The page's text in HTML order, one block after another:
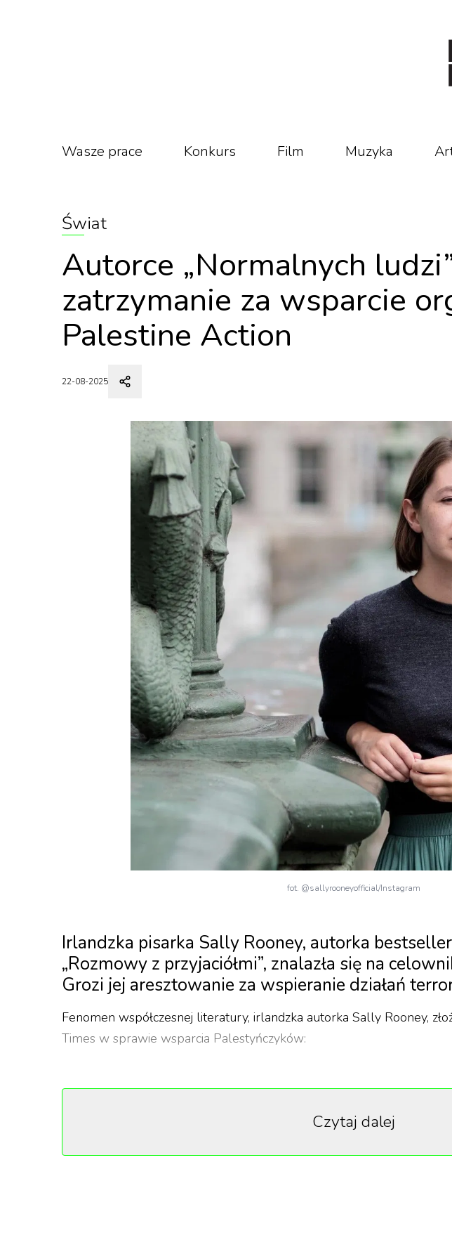
Wasze prace Konkurs Film Muzyka
Świat
Autorce „Normalnych
zatrzymanie za wsparcie
Palestine Action
22-08-2025
fot. @sallyrooneyofficial/Instagram
Irlandzka pisarka Sally Rooney, autorka
„Rozmowy z przyjaciółmi”, znalazła się na
Grozi jej aresztowanie za wspieranie działań
Fenomen współczesnej literatury, irlandzka autorka Sally Rooney,
Times w sprawie wsparcia Palestyńczyków:
dostępne w księgarniach, a nawet supermarketach. W
Czytaj dalej